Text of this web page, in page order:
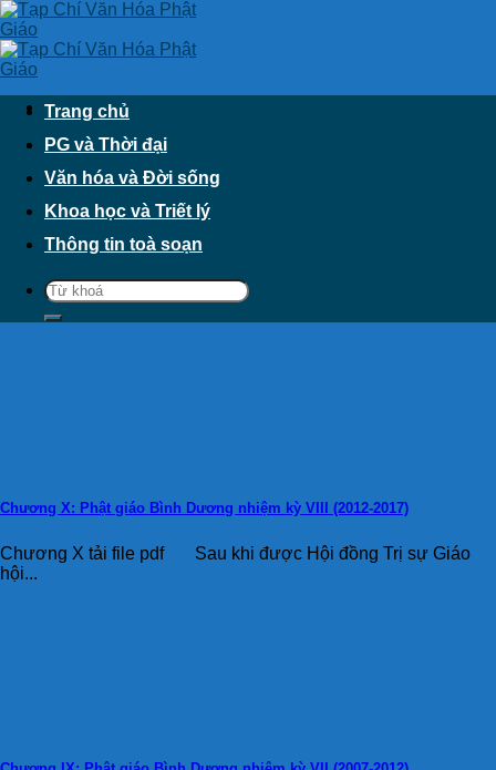
Skip
to
content
Trang chủ
PG và Thời đại
Văn hóa và Đời sống
Khoa học và Triết lý
Thông tin toà soạn
Chương X: Phật giáo Bình Dương nhiệm kỳ VIII (2012-2017)
Chương X tải file pdf Sau khi được Hội đồng Trị sự Giáo
hội...